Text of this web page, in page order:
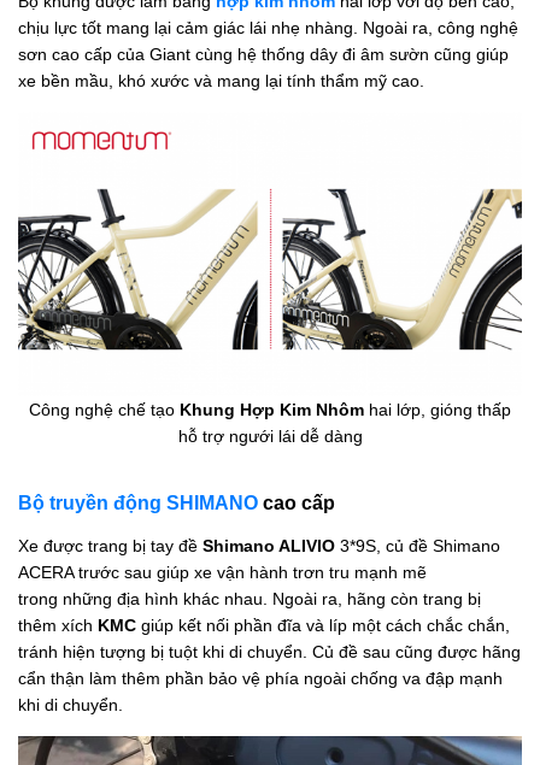
chịu lực tốt mang lại cảm giác lái nhẹ nhàng. Ngoài ra, công nghệ
sơn cao cấp của Giant cùng hệ thống dây đi âm sườn cũng giúp
xe bền mầu, khó xước và mang lại tính thẩm mỹ cao.
Công nghệ chế tạo Khung Hợp Kim Nhôm hai lớp, gióng thấp
hỗ trợ ngưới lái dễ dàng
Bộ truyền động SHIMANO cao cấp
Xe được trang bị tay đề Shimano ALIVIO 3*9S, củ đề Shimano
ACERA trước sau giúp xe vận hành trơn tru mạnh mẽ
trong những địa hình khác nhau. Ngoài ra, hãng còn trang bị
thêm xích KMC giúp kết nối phần đĩa và líp một cách chắc chắn,
tránh hiện tượng bị tuột khi di chuyển. Củ đề sau cũng được hãng
cẩn thận làm thêm phần bảo vệ phía ngoài chống va đập mạnh
khi di chuyển.